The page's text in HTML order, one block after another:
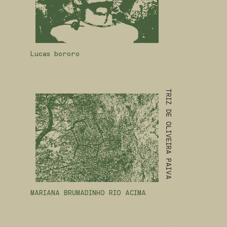
Lucas bororo
TRIZ DE OLIVEIRA PAIVA
MARIANA BRUMADINHO RIO ACIMA